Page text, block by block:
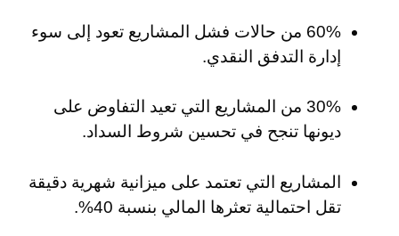
60% من حالات فشل المشاريع تعود إلى سوء
إدارة التدفق النقدي.
30% من المشاريع التي تعيد التفاوض على
ديونها تنجح في تحسين شروط السداد.
المشاريع التي تعتمد على ميزانية شهرية دقيقة
تقل احتمالية تعثرها المالي بنسبة 40%.